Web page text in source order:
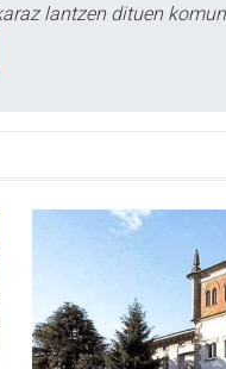
lantzen dituen